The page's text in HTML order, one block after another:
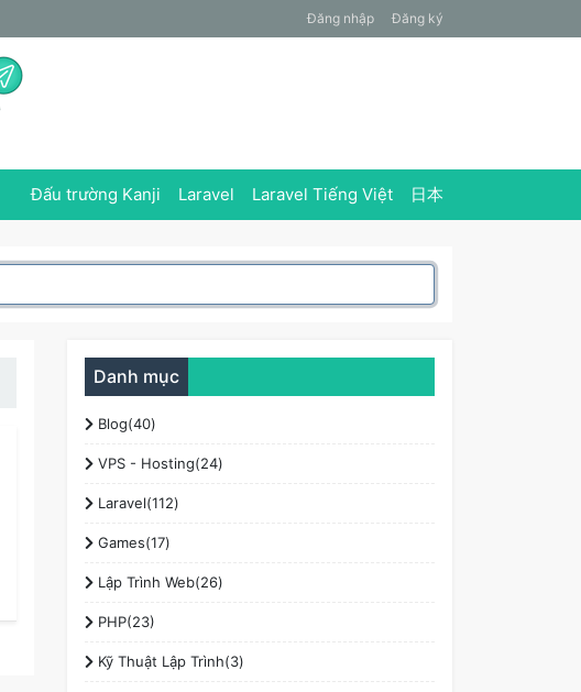
Đăng nhập Đăng ký
Đấu trường Kanji Laravel Laravel Tiếng Việt 日本
Danh mục
Blog(40)
VPS - Hosting(24)
Laravel(112)
Games(17)
Lập Trình Web(26)
PHP(23)
Kỹ Thuật Lập Trình(3)